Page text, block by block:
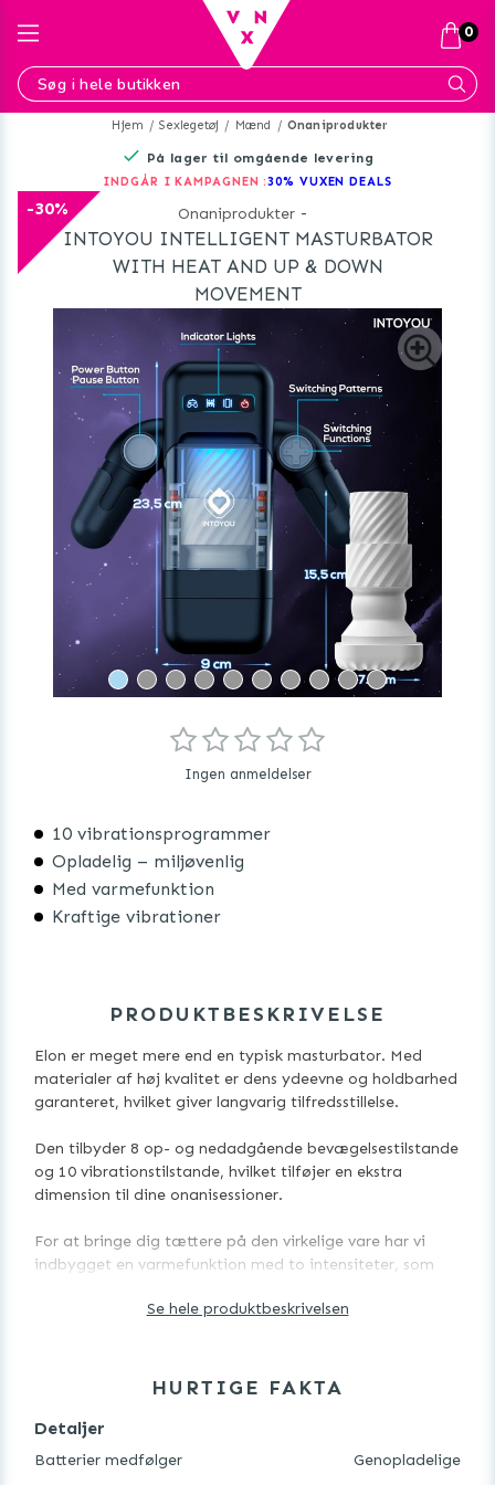
Hjem Sexlegetøj Mænd Onaniprodukter
På lager til omgående levering
INDGÅR I KAMPAGNEN :30% VUXEN DEALS
-30% Onaniprodukter -
INTOYOU INTELLIGENT MASTURBATOR
WITH HEAT AND UP & DOWN
MOVEMENT
10 vibrationsprogrammer
Opladelig – miljøvenlig
Med varmefunktion
Kraftige vibrationer
Ingen anmeldelser
PRODUKTBESKRIVELSE
Elon er meget mere end en typisk masturbator. Med
materialer af høj kvalitet er dens ydeevne og holdbarhed
garanteret, hvilket giver langvarig tilfredsstillelse.
Den tilbyder 8 op- og nedadgående bevægelsestilstande
og 10 vibrationstilstande, hvilket tilføjer en ekstra
dimension til dine onanisessioner.
For at bringe dig tættere på den virkelige vare har vi
indbygget en varmefunktion med to intensiteter, som
få minutter. Det bedste er, at alle disse funktioner er
Men det er ikke alt. Elon er udstyret med et 360º
yndlingsfilm håndfrit. Kompatibel med alle typer mobile
enheder.
Se hele produktbeskrivelsen
HURTIGE FAKTA
Detaljer
Batterier medfølger
Genopladelige
0